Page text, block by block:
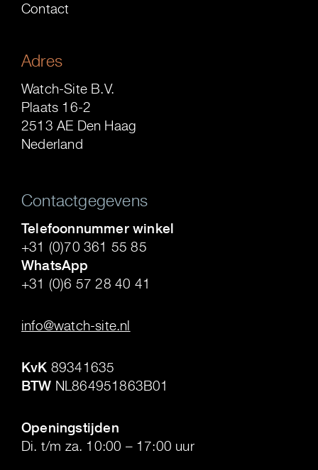
Contact
Adres
Watch-Site B.V.
Plaats 16-2
2513 AE Den Haag
Nederland
Contactgegevens
Telefoonnummer winkel
+31 (0)70 361 55 85
WhatsApp
+31 (0)6 57 28 40 41
info@watch-site.nl
KvK 89341635
BTW NL864951863B01
Openingstijden
Di. t/m za. 10:00 – 17:00 uur